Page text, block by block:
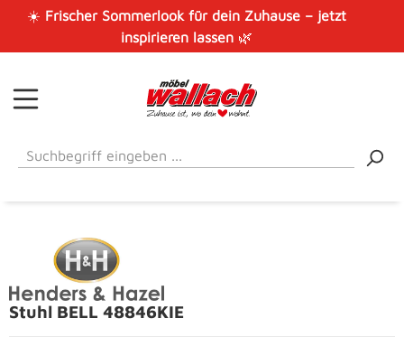
Zum Hauptinhalt springen
☀️ Frischer Sommerlook für dein Zuhause – jetzt
inspirieren lassen🌿
Stuhl BELL 48846KIE